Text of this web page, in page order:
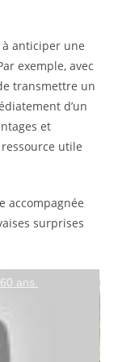
anticiper une
exemple, avec
transmettre un
d’un
et
utile
accompagnée
surprises
ans.